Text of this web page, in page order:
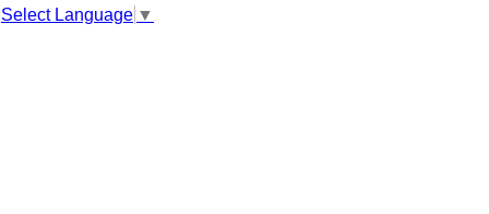
Select Language ▼